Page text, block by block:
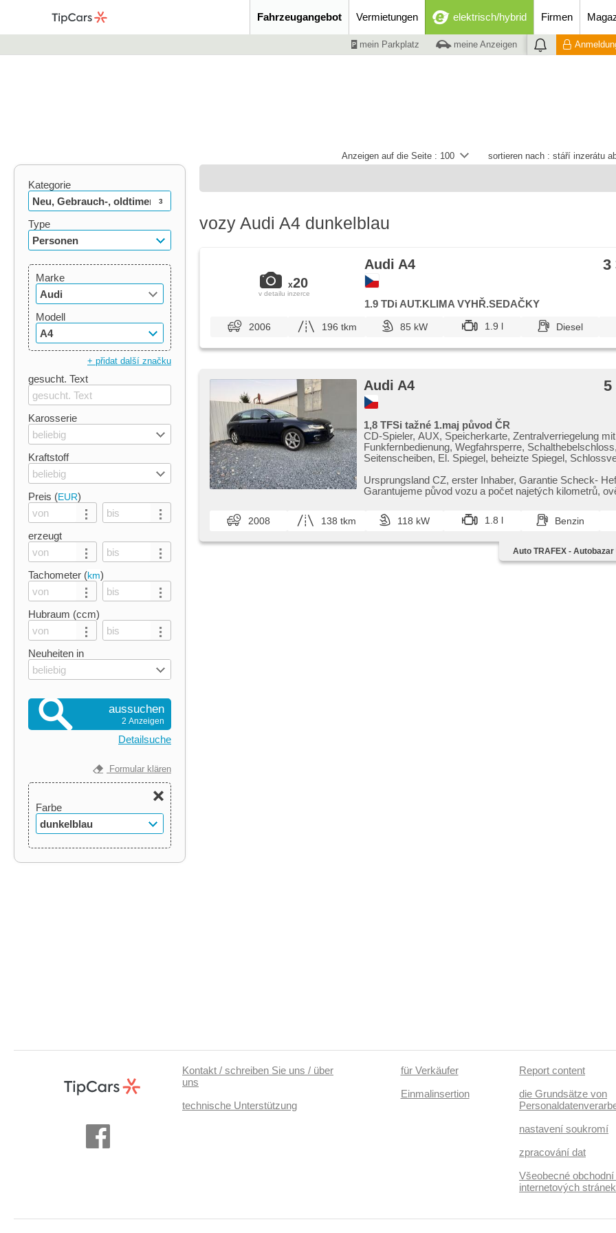
Fahrzeugangebot Vermietungen elektrisch/hybrid Firmen
mein Parkplatz meine Anzeigen
sortieren nach : stáří inzerátu
Anzeigen auf die Seite : 100
Kategorie
Neu, Gebrauch-, oldtimer
3
Type
Personen
Marke
Audi
Modell
A4
+ přidat další značku
gesucht. Text
Karosserie
beliebig
Kraftstoff
beliebig
Preis (EUR)
erzeugt
Tachometer (km)
Hubraum (ccm)
Neuheiten in
beliebig
aussuchen
2 Anzeigen
Detailsuche
Formular klären
Farbe
dunkelblau
vozy Audi A4 dunkelblau
x20
v detailu inzerce
Audi A4 3
1.9 TDi AUT.KLIMA VYHŘ.SEDAČKY
2006 196 tkm 85 kW 1.9 l Diesel
Audi A4 5
1,8 TFSi tažné 1.maj původ ČR
CD-Spieler, AUX, Speicherkarte, Zentralverriegelung mit
Funkfernbedienung, Wegfahrsperre,
Seitenscheiben, El. Spiegel, beheizte Spiegel,
Scheinwerferwaschanlagen, dojezdové rezervní kolo,
Rücksitzbank, Bi Xenon-Scheinwerfer, beheizte Sitze,
Heckscheibenwischer, 6x Airbag, 2-Zonen Klimaanlage,
Bordcomputer, Außenthermometer, Anhängerkupplung,
(ASR), Elektronisches Stabilitätsprogramm (ESP),
Berg bremsen , Servolenkung, Handgetriebe, 6
Geschwindigkeitsgänge, elektronická ruční brzda,
Ursprungsland CZ,​ erster Inhaber,​ Garantie Scheck​-
Garantujeme původ vozu a počet najetých kilometrů,​
2008 138 tkm 118 kW 1.8 l Benzin
Auto TRAFEX -
Kontakt / schreiben Sie uns / über
uns
technische Unterstützung
für Verkäufer
Einmalinsertion
Report content
die Grundsätze von
nastavení soukromí
zpracování dat
Všeobecné
internetových